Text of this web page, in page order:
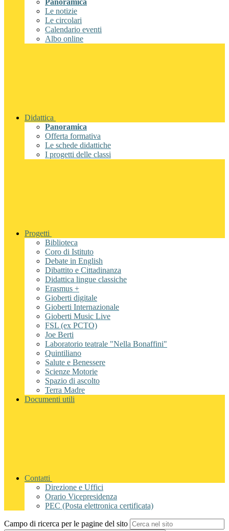
Panoramica
Le notizie
Le circolari
Calendario eventi
Albo online
Didattica
Panoramica
Offerta formativa
Le schede didattiche
I progetti delle classi
Progetti
Biblioteca
Coro di Istituto
Debate in English
Dibattito e Cittadinanza
Didattica lingue classiche
Erasmus +
Gioberti digitale
Gioberti Internazionale
Gioberti Music Live
FSL (ex PCTO)
Joe Berti
Laboratorio teatrale "Nella Bonaffini"
Quintiliano
Salute e Benessere
Scienze Motorie
Spazio di ascolto
Terra Madre
Documenti utili
Contatti
Direzione e Uffici
Orario Vicepresidenza
PEC (Posta elettronica certificata)
Campo di ricerca per le pagine del sito